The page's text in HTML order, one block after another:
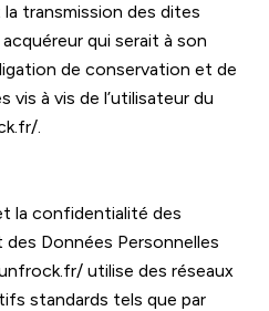
transmission des dites
qui serait à son
de conservation et de
à vis de l’utilisateur du
.
la confidentialité des
Données Personnelles
utilise des réseaux
standards tels que par